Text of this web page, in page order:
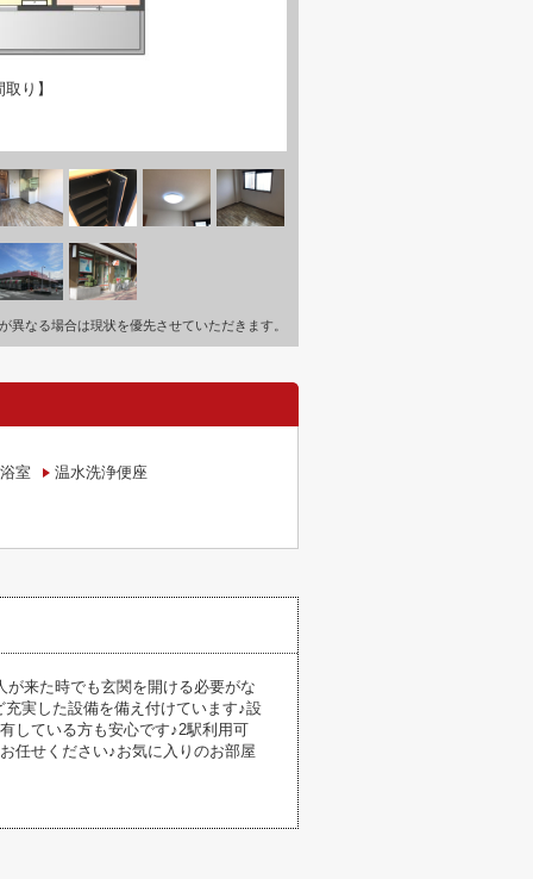
り】
なる場合は現状を優先させていただきます。
室 温水洗浄便座
来た時でも玄関を開ける必要がな
実した設備を備え付けています♪設
している方も安心です♪2駅利用可
任せください♪お気に入りのお部屋